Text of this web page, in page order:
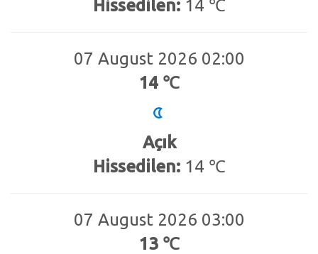
Hissedilen:14 ℃
07 August 2026 02:00
14 ℃
Açık
Hissedilen:14 ℃
07 August 2026 03:00
13 ℃